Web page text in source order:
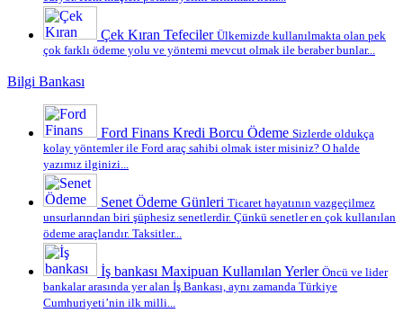
Çek Kıran Tefeciler Ülkemizde kullanılmakta olan pek
çok farklı ödeme yolu ve yöntemi mevcut olmak ile beraber bunlar...
Bilgi Bankası
Ford Finans Kredi Borcu Ödeme Sizlerde oldukça
kolay yöntemler ile Ford araç sahibi olmak ister misiniz? O halde
yazımız ilginizi...
Senet Ödeme Günleri Ticaret hayatının vazgeçilmez
unsurlarından biri şüphesiz senetlerdir. Çünkü senetler en çok kullanılan
ödeme araçlarıdır. Taksitler...
İş bankası Maxipuan Kullanılan Yerler Öncü ve lider
bankalar arasında yer alan İş Bankası, aynı zamanda Türkiye
Cumhuriyeti’nin ilk milli...